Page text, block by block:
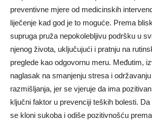
preventivne mjere od medicinskih
liječenje kad god je to moguće. Prema
supruga pruža nepokolebljivu podršku u
njenog života, uključujući i pratnju na
preglede kao odgovornu meru. Međutim,
naglasak na smanjenju stresa i
razmišljanja, jer se vjeruje da ima
ključni faktor u prevenciji teških bolesti.
se kloni sukoba i odiše pozitivnošću